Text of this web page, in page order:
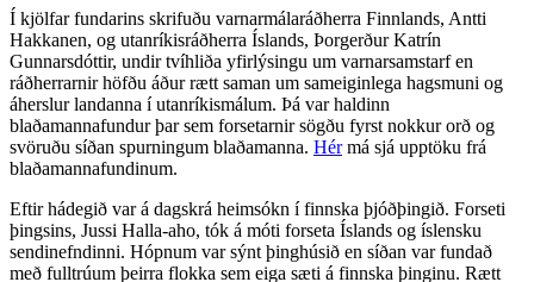
Í kjölfar fundarins skrifuðu varnarmálaráðherra Finnlands, Antti
Hakkanen, og utanríkisráðherra Íslands, Þorgerður Katrín
Gunnarsdóttir, undir tvíhliða yfirlýsingu um varnarsamstarf en
ráðherrarnir höfðu áður rætt saman um sameiginlega hagsmuni og
áherslur landanna í utanríkismálum. Þá var haldinn
blaðamannafundur þar sem forsetarnir sögðu fyrst nokkur orð og
svöruðu síðan spurningum blaðamanna. ​​​​‌ ‍ ​‍​‍‌‍ ‌ ​‍‌‍‍‌‌‍‌ ‌‍‍‌‌‍ ‍​‍​‍​ ‍‍​‍​‍‌ ​ ‌‍​‌‌‍ ‍‌‍‍‌‌ ‌​‌ ‍‌​‍ ‍‌‍‍‌‌‍ ​‍​‍​‍ ​​‍​‍‌‍‍​‌ ​‍‌‍‌‌‌‍‌‍​‍​‍​ ‍‍​‍​‍‌‍‍​‌ ‌​‌ ‌​‌ ​​‌ ​ ​‍ ​‍ ‌‍‌‍‌‍ ‌ ​‍‌ ​ ‌‍‌‌‌ ‌​‌‍‍‌​‍ ‌‌‍‍‌‌ ​ ‌‍ ​‌‍​‌‌‍ ‍‌‍‌​‌ ​ ​‍ ‍‌ ‌‍‌‍‌‌‌ ​‍‌‍​ ‌‍‌‌‌‍ ​​‍ ‍‌‍​‌‌ ​​‌ ​​​‍ ‌ ​ ‌ ‌​‌ ‌‌‌‍‌​‌‍‍‌‌‍ ​‍ ‌‍‍‌‌‍ ‍‌ ‌​‌‍‌‌‌‍ ‍‌ ‌​​‍ ‌‍‌‌‌‍‌​‌‍‍‌‌ ‌​​‍ ‌‍ ‌‌‍ ‌‍‌​‌‍‌‌​ ‌‌ ​​‌ ​‍‌‍‌‌‌ ​ ‌‍‌‌‌‍ ‍‌ ‌​‌‍​‌‌ ‌​‌‍‍‌‌‍ ‌‍ ‍​ ‍ ‌‍‍‌‌‍‌​​ ‌‌ ​ ‌​‍‌‌​‌​‌‍‍​‌​​‌‌‍‌​‌‍​ ​ ‌‌‌‌‌​‌​​ ‌‌‍​‌‌​ ‌‌‌‌‌​‍‌​ ‌​‌​ ‌​ ​ ‌‌​ ‌‌‌​‌​​ ‌​ ‌​ ‌ ​ ‍ ‌ ‌​‌ ‍‌‌ ​​‌‍‌‌​ ‌‌‍ ‍‌‍‌‌‌ ‌ ‌ ​ ​ ‍ ‌ ​​‌‍​‌‌ ‌​‌‍‍​​ ‌‌ ​​‌‍​‌‌‍‌ ‌‍‌‌‌​​‍‌ ‌‌‌‍‍‌‌‍ ​‌‍‌​‌‍‌‌‌ ​‍​‍‌‌​ ‌‌‌​​‍‌‌ ‌‍‍ ‌‍‌‌‌ ‍‌​‍‌‌​ ​ ‌​‌​​‍‌‌​ ​ ‌​‌​​‍‌‌​ ​‍​ ​‍‌ ​‍‌‍‍‌‌‍​ ‌‍‍​‌ ‌​‌‍‌‌‌ ‍​‌ ‌​​‍ ‌‌ ‌‍​ ‌​‌ ​‍‌ ‍‌​ ‌​‌‍​‍‌‍‌​​ ​​‌‍ ​‍‌‌​ ​‍​ ​‍​‍‌‌​ ‌‌‌​‌​​‍ ‍‌‍​ ‌‍ ‌‍ ‍‌ ‌​‌‍‌‌‌‍ ‍‌ ‌​​‍‌‌​ ‌‌‌​​‍‌‌ ‌‍‍ ‌‍‌‌‌ ‍‌​‍‌‌​ ​ ‌​‌​​‍‌‌​ ​ ‌​‌​​‍‌‌​ ​‍​ ​‍​ ​‌​ ‌ ​ ​​​ ‌‍​ ‌ ​ ​ ​ ​‍​ ​‌​ ‌‌‌‍‌‌​ ‌‌​ ‌​​‍‌‌​ ​‍​ ​‍​‍‌‌​ ‌‌‌​‌​​‍ ‍‌‍​ ‌‍‍​‌‍‍‌‌‍ ​‌‍‌​‌ ​‍‌‍‌‌‌‍ ‍​‍‌‌​ ‌‌‌​​‍‌‌ ‌‍‍ ‌‍‌‌‌ ‍‌​‍‌‌​ ​ ‌​‌​​‍‌‌​ ​ ‌​‌​​‍‌‌​ ​‍​ ​‍​ ‌​​ ​‌​ ​ ​ ‌​‌‍‌‍​ ‌‌​ ​​​ ‌‌​ ‌‌‌‍‌‍​ ​​​ ‌​​‍‌‌​ ​‍​ ​‍​‍‌‌​ ‌‌‌​‌​​‍ ‍‌ ‌​‌‍‌‌‌ ‍​‌ ‌​​ ‌‍​‍‌‍​‌‌ ​ ‌‍‌‌‌‌‌‌‌ ​‍‌‍ ​​ ‌‌‍‍​‌ ‌​‌ ‌​‌ ​​‌ ​ ​‍‌‌​ ​‍‌​‌‍​‍‌‌​ ​‍‌​‌‍‌‍‌‍‌‍ ‌ ​‍‌ ​ ‌‍‌‌‌ ‌​‌‍‍‌​‍ ‌‌‍‍‌‌ ​ ‌‍ ​‌‍​‌‌‍ ‍‌‍‌​‌ ​ ​‍ ‍‌ ‌‍‌‍‌‌‌ ​‍‌‍​ ‌‍‌‌‌‍ ​​‍ ‍‌‍​‌‌ ​​‌ ​​​‍‌‌​ ​‍‌​‌‍‌ ​ ‌ ‌​‌ ‌‌‌‍‌​‌‍‍‌‌‍ ​‍‌‍‌‍‍‌‌‍‌​​ ‌‌ ​ ‌​‍‌‌​‌​‌‍‍​‌​​‌‌‍‌​‌‍​ ​ ‌‌‌‌‌​‌​​ ‌‌‍​‌‌​ ‌‌‌‌‌​‍‌​ ‌​‌​ ‌​ ​ ‌‌​ ‌‌‌​‌​​ ‌​ ‌​ ‌ ​‍‌‍‌ ‌​‌ ‍‌‌ ​​‌‍‌‌​ ‌‌‍ ‍‌‍‌‌‌ ‌ ‌ ​ ​‍‌‍‌ ​​‌‍​‌‌ ‌​‌‍‍​​ ‌‌ ​​‌‍​‌‌‍‌ ‌‍‌‌‌​​‍‌ ‌‌‌‍‍‌‌‍ ​‌‍‌​‌‍‌‌‌ ​‍​‍‌‌​ ‌‌‌​​‍‌‌ ‌‍‍ ‌‍‌‌‌ ‍‌​‍‌‌​ ​ ‌​‌​​‍‌‌​ ​ ‌​‌​​‍‌‌​ ​‍​ ​‍‌ ​‍‌‍‍‌‌‍​ ‌‍‍​‌ ‌​‌‍‌‌‌ ‍​‌ ‌​​‍ ‌‌ ‌‍​ ‌​‌ ​‍‌ ‍‌​ ‌​‌‍​‍‌‍‌​​ ​​‌‍ ​‍‌‌​ ​‍​ ​‍​‍‌‌​ ‌‌‌​‌​​‍ ‍‌‍​ ‌‍ ‌‍ ‍‌ ‌​‌‍‌‌‌‍ ‍‌ ‌​​‍‌‌​ ‌‌‌​​‍‌‌ ‌‍‍ ‌‍‌‌‌ ‍‌​‍‌‌​ ​ ‌​‌​​‍‌‌​ ​ ‌​‌​​‍‌‌​ ​‍​ ​‍​ ​‌​ ‌ ​ ​​​ ‌‍​ ‌ ​ ​ ​ ​‍​ ​‌​ ‌‌‌‍‌‌​ ‌‌​ ‌​​‍‌‌​ ​‍​ ​‍​‍‌‌​ ‌‌‌​‌​​‍ ‍‌‍​ ‌‍‍​‌‍‍‌‌‍ ​‌‍‌​‌ ​‍‌‍‌‌‌‍ ‍​‍‌‌​ ‌‌‌​​‍‌‌ ‌‍‍ ‌‍‌‌‌ ‍‌​‍‌‌​ ​ ‌​‌​​‍‌‌​ ​ ‌​‌​​‍‌‌​ ​‍​ ​‍​ ‌​​ ​‌​ ​ ​ ‌​‌‍‌‍​ ‌‌​ ​​​ ‌‌​ ‌‌‌‍‌‍​ ​​​ ‌​​‍‌‌​ ​‍​ ​‍​‍‌‌​ ‌‌‌​‌​​‍ ‍‌ ‌​‌‍‌‌‌ ‍​‌ ‌​​‍‌‍‌ ​​‌‍‌‌‌ ​‍‌ ​ ‌ ​​‌‍‌‌‌‍​ ‌ ‌​‌‍‍‌‌ ‌‍‌‍‌‌​ ‌‌ ​​‌ ‌‌‌‍​‍‌‍ ​‌‍‍‌‌ ​ ‌‍‍​‌‍‌‌‌‍‌​​‍​‍‌ ‌ Hér​​​​‌ ‍ ​‍​‍‌‍ ‌ ​‍‌‍‍‌‌‍‌ ‌‍‍‌‌‍ ‍​‍​‍​ ‍‍​‍​‍‌ ​ ‌‍​‌‌‍ ‍‌‍‍‌‌ ‌​‌ ‍‌​‍ ‍‌‍‍‌‌‍ ​‍​‍​‍ ​​‍​‍‌‍‍​‌ ​‍‌‍‌‌‌‍‌‍​‍​‍​ ‍‍​‍​‍‌‍‍​‌ ‌​‌ ‌​‌ ​​‌ ​ ​‍ ​‍ ‌‍‌‍‌‍ ‌ ​‍‌ ​ ‌‍‌‌‌ ‌​‌‍‍‌​‍ ‌‌‍‍‌‌ ​ ‌‍ ​‌‍​‌‌‍ ‍‌‍‌​‌ ​ ​‍ ‍‌ ‌‍‌‍‌‌‌ ​‍‌‍​ ‌‍‌‌‌‍ ​​‍ ‍‌‍​‌‌ ​​‌ ​​​‍ ‌ ​ ‌ ‌​‌ ‌‌‌‍‌​‌‍‍‌‌‍ ​‍ ‌‍‍‌‌‍ ‍‌ ‌​‌‍‌‌‌‍ ‍‌ ‌​​‍ ‌‍‌‌‌‍‌​‌‍‍‌‌ ‌​​‍ ‌‍ ‌‌‍ ‌‍‌​‌‍‌‌​ ‌‌ ​​‌ ​‍‌‍‌‌‌ ​ ‌‍‌‌‌‍ ‍‌ ‌​‌‍​‌‌ ‌​‌‍‍‌‌‍ ‌‍ ‍​ ‍ ‌‍‍‌‌‍‌​​ ‌‌ ​ ‌​‍‌‌​‌​‌‍‍​‌​​‌‌‍‌​‌‍​ ​ ‌‌‌‌‌​‌​​ ‌‌‍​‌‌​ ‌‌‌‌‌​‍‌​ ‌​‌​ ‌​ ​ ‌‌​ ‌‌‌​‌​​ ‌​ ‌​ ‌ ​ ‍ ‌ ‌​‌ ‍‌‌ ​​‌‍‌‌​ ‌‌‍ ‍‌‍‌‌‌ ‌ ‌ ​ ​ ‍ ‌ ​​‌‍​‌‌ ‌​‌‍‍​​ ‌‌ ​​‌‍​‌‌‍‌ ‌‍‌‌‌​​‍‌ ‌‌‌‍‍‌‌‍ ​‌‍‌​‌‍‌‌‌ ​‍​‍‌‌​ ‌‌‌​​‍‌‌ ‌‍‍ ‌‍‌‌‌ ‍‌​‍‌‌​ ​ ‌​‌​​‍‌‌​ ​ ‌​‌​​‍‌‌​ ​‍​ ​‍‌ ​‍‌‍‍‌‌‍​ ‌‍‍​‌ ‌​‌‍‌‌‌ ‍​‌ ‌​​‍ ‌‌ ‌‍​ ‌​‌ ​‍‌ ‍‌​ ‌​‌‍​‍‌‍‌​​ ​​‌‍ ​‍‌‌​ ​‍​ ​‍​‍‌‌​ ‌‌‌​‌​​‍ ‍‌‍​ ‌‍ ‌‍ ‍‌ ‌​‌‍‌‌‌‍ ‍‌ ‌​​‍‌‌​ ‌‌‌​​‍‌‌ ‌‍‍ ‌‍‌‌‌ ‍‌​‍‌‌​ ​ ‌​‌​​‍‌‌​ ​ ‌​‌​​‍‌‌​ ​‍​ ​‍​ ​‌​ ‌ ​ ​​​ ‌‍​ ‌ ​ ​ ​ ​‍​ ​‌​ ‌‌‌‍‌‌​ ‌‌​ ‌​​‍‌‌​ ​‍​ ​‍​‍‌‌​ ‌‌‌​‌​​‍ ‍‌‍​ ‌‍‍​‌‍‍‌‌‍ ​‌‍‌​‌ ​‍‌‍‌‌‌‍ ‍​‍‌‌​ ‌‌‌​​‍‌‌ ‌‍‍ ‌‍‌‌‌ ‍‌​‍‌‌​ ​ ‌​‌​​‍‌‌​ ​ ‌​‌​​‍‌‌​ ​‍​ ​‍‌‍​‍‌‍‌‌‌‍‌‌‌‍‌‍‌‍‌‌​ ​ ​ ​‍‌‍‌​​ ‍​‌‍​‍‌‍‌‍​ ​‍​‍‌‌​ ​‍​ ​‍​‍‌‌​ ‌‌‌​‌​​‍ ‍‌ ‌​‌‍‌‌‌ ‍​‌ ‌​​ ‌‍​‍‌‍​‌‌ ​ ‌‍‌‌‌‌‌‌‌ ​‍‌‍ ​​ ‌‌‍‍​‌ ‌​‌ ‌​‌ ​​‌ ​ ​‍‌‌​ ​‍‌​‌‍​‍‌‌​ ​‍‌​‌‍‌‍‌‍‌‍ ‌ ​‍‌ ​ ‌‍‌‌‌ ‌​‌‍‍‌​‍ ‌‌‍‍‌‌ ​ ‌‍ ​‌‍​‌‌‍ ‍‌‍‌​‌ ​ ​‍ ‍‌ ‌‍‌‍‌‌‌ ​‍‌‍​ ‌‍‌‌‌‍ ​​‍ ‍‌‍​‌‌ ​​‌ ​​​‍‌‌​ ​‍‌​‌‍‌ ​ ‌ ‌​‌ ‌‌‌‍‌​‌‍‍‌‌‍ ​‍‌‍‌‍‍‌‌‍‌​​ ‌‌ ​ ‌​‍‌‌​‌​‌‍‍​‌​​‌‌‍‌​‌‍​ ​ ‌‌‌‌‌​‌​​ ‌‌‍​‌‌​ ‌‌‌‌‌​‍‌​ ‌​‌​ ‌​ ​ ‌‌​ ‌‌‌​‌​​ ‌​ ‌​ ‌ ​‍‌‍‌ ‌​‌ ‍‌‌ ​​‌‍‌‌​ ‌‌‍ ‍‌‍‌‌‌ ‌ ‌ ​ ​‍‌‍‌ ​​‌‍​‌‌ ‌​‌‍‍​​ ‌‌ ​​‌‍​‌‌‍‌ ‌‍‌‌‌​​‍‌ ‌‌‌‍‍‌‌‍ ​‌‍‌​‌‍‌‌‌ ​‍​‍‌‌​ ‌‌‌​​‍‌‌ ‌‍‍ ‌‍‌‌‌ ‍‌​‍‌‌​ ​ ‌​‌​​‍‌‌​ ​ ‌​‌​​‍‌‌​ ​‍​ ​‍‌ ​‍‌‍‍‌‌‍​ ‌‍‍​‌ ‌​‌‍‌‌‌ ‍​‌ ‌​​‍ ‌‌ ‌‍​ ‌​‌ ​‍‌ ‍‌​ ‌​‌‍​‍‌‍‌​​ ​​‌‍ ​‍‌‌​ ​‍​ ​‍​‍‌‌​ ‌‌‌​‌​​‍ ‍‌‍​ ‌‍ ‌‍ ‍‌ ‌​‌‍‌‌‌‍ ‍‌ ‌​​‍‌‌​ ‌‌‌​​‍‌‌ ‌‍‍ ‌‍‌‌‌ ‍‌​‍‌‌​ ​ ‌​‌​​‍‌‌​ ​ ‌​‌​​‍‌‌​ ​‍​ ​‍​ ​‌​ ‌ ​ ​​​ ‌‍​ ‌ ​ ​ ​ ​‍​ ​‌​ ‌‌‌‍‌‌​ ‌‌​ ‌​​‍‌‌​ ​‍​ ​‍​‍‌‌​ ‌‌‌​‌​​‍ ‍‌‍​ ‌‍‍​‌‍‍‌‌‍ ​‌‍‌​‌ ​‍‌‍‌‌‌‍ ‍​‍‌‌​ ‌‌‌​​‍‌‌ ‌‍‍ ‌‍‌‌‌ ‍‌​‍‌‌​ ​ ‌​‌​​‍‌‌​ ​ ‌​‌​​‍‌‌​ ​‍​ ​‍‌‍​‍‌‍‌‌‌‍‌‌‌‍‌‍‌‍‌‌​ ​ ​ ​‍‌‍‌​​ ‍​‌‍​‍‌‍‌‍​ ​‍​‍‌‌​ ​‍​ ​‍​‍‌‌​ ‌‌‌​‌​​‍ ‍‌ ‌​‌‍‌‌‌ ‍​‌ ‌​​‍‌‍‌ ​​‌‍‌‌‌ ​‍‌ ​ ‌ ​​‌‍‌‌‌‍​ ‌ ‌​‌‍‍‌‌ ‌‍‌‍‌‌​ ‌‌ ​​‌ ‌‌‌‍​‍‌‍ ​‌‍‍‌‌ ​ ‌‍‍​‌‍‌‌‌‍‌​​‍​‍‌ ‌má sjá upptöku frá
blaðamannafundinum.​​​​‌ ‍ ​‍​‍‌‍ ‌ ​‍‌‍‍‌‌‍‌ ‌‍‍‌‌‍ ‍​‍​‍​ ‍‍​‍​‍‌ ​ ‌‍​‌‌‍ ‍‌‍‍‌‌ ‌​‌ ‍‌​‍ ‍‌‍‍‌‌‍ ​‍​‍​‍ ​​‍​‍‌‍‍​‌ ​‍‌‍‌‌‌‍‌‍​‍​‍​ ‍‍​‍​‍‌‍‍​‌ ‌​‌ ‌​‌ ​​‌ ​ ​‍ ​‍ ‌‍‌‍‌‍ ‌ ​‍‌ ​ ‌‍‌‌‌ ‌​‌‍‍‌​‍ ‌‌‍‍‌‌ ​ ‌‍ ​‌‍​‌‌‍ ‍‌‍‌​‌ ​ ​‍ ‍‌ ‌‍‌‍‌‌‌ ​‍‌‍​ ‌‍‌‌‌‍ ​​‍ ‍‌‍​‌‌ ​​‌ ​​​‍ ‌ ​ ‌ ‌​‌ ‌‌‌‍‌​‌‍‍‌‌‍ ​‍ ‌‍‍‌‌‍ ‍‌ ‌​‌‍‌‌‌‍ ‍‌ ‌​​‍ ‌‍‌‌‌‍‌​‌‍‍‌‌ ‌​​‍ ‌‍ ‌‌‍ ‌‍‌​‌‍‌‌​ ‌‌ ​​‌ ​‍‌‍‌‌‌ ​ ‌‍‌‌‌‍ ‍‌ ‌​‌‍​‌‌ ‌​‌‍‍‌‌‍ ‌‍ ‍​ ‍ ‌‍‍‌‌‍‌​​ ‌‌ ​ ‌​‍‌‌​‌​‌‍‍​‌​​‌‌‍‌​‌‍​ ​ ‌‌‌‌‌​‌​​ ‌‌‍​‌‌​ ‌‌‌‌‌​‍‌​ ‌​‌​ ‌​ ​ ‌‌​ ‌‌‌​‌​​ ‌​ ‌​ ‌ ​ ‍ ‌ ‌​‌ ‍‌‌ ​​‌‍‌‌​ ‌‌‍ ‍‌‍‌‌‌ ‌ ‌ ​ ​ ‍ ‌ ​​‌‍​‌‌ ‌​‌‍‍​​ ‌‌ ​​‌‍​‌‌‍‌ ‌‍‌‌‌​​‍‌ ‌‌‌‍‍‌‌‍ ​‌‍‌​‌‍‌‌‌ ​‍​‍‌‌​ ‌‌‌​​‍‌‌ ‌‍‍ ‌‍‌‌‌ ‍‌​‍‌‌​ ​ ‌​‌​​‍‌‌​ ​ ‌​‌​​‍‌‌​ ​‍​ ​‍‌ ​‍‌‍‍‌‌‍​ ‌‍‍​‌ ‌​‌‍‌‌‌ ‍​‌ ‌​​‍ ‌‌ ‌‍​ ‌​‌ ​‍‌ ‍‌​ ‌​‌‍​‍‌‍‌​​ ​​‌‍ ​‍‌‌​ ​‍​ ​‍​‍‌‌​ ‌‌‌​‌​​‍ ‍‌‍​ ‌‍ ‌‍ ‍‌ ‌​‌‍‌‌‌‍ ‍‌ ‌​​‍‌‌​ ‌‌‌​​‍‌‌ ‌‍‍ ‌‍‌‌‌ ‍‌​‍‌‌​ ​ ‌​‌​​‍‌‌​ ​ ‌​‌​​‍‌‌​ ​‍​ ​‍​ ​‌​ ‌ ​ ​​​ ‌‍​ ‌ ​ ​ ​ ​‍​ ​‌​ ‌‌‌‍‌‌​ ‌‌​ ‌​​‍‌‌​ ​‍​ ​‍​‍‌‌​ ‌‌‌​‌​​‍ ‍‌‍​ ‌‍‍​‌‍‍‌‌‍ ​‌‍‌​‌ ​‍‌‍‌‌‌‍ ‍​‍‌‌​ ‌‌‌​​‍‌‌ ‌‍‍ ‌‍‌‌‌ ‍‌​‍‌‌​ ​ ‌​‌​​‍‌‌​ ​ ‌​‌​​‍‌‌​ ​‍​ ​‍‌‍‌​‌‍​‌​ ‍​‌‍​‌​ ‌​​ ​‍​ ‍​‌‍‌​​ ‌‍‌‍​ ​ ‍​​ ​‌​‍‌‌​ ​‍​ ​‍​‍‌‌​ ‌‌‌​‌​​‍ ‍‌ ‌​‌‍‌‌‌ ‍​‌ ‌​​ ‌‍​‍‌‍​‌‌ ​ ‌‍‌‌‌‌‌‌‌ ​‍‌‍ ​​ ‌‌‍‍​‌ ‌​‌ ‌​‌ ​​‌ ​ ​‍‌‌​ ​‍‌​‌‍​‍‌‌​ ​‍‌​‌‍‌‍‌‍‌‍ ‌ ​‍‌ ​ ‌‍‌‌‌ ‌​‌‍‍‌​‍ ‌‌‍‍‌‌ ​ ‌‍ ​‌‍​‌‌‍ ‍‌‍‌​‌ ​ ​‍ ‍‌ ‌‍‌‍‌‌‌ ​‍‌‍​ ‌‍‌‌‌‍ ​​‍ ‍‌‍​‌‌ ​​‌ ​​​‍‌‌​ ​‍‌​‌‍‌ ​ ‌ ‌​‌ ‌‌‌‍‌​‌‍‍‌‌‍ ​‍‌‍‌‍‍‌‌‍‌​​ ‌‌ ​ ‌​‍‌‌​‌​‌‍‍​‌​​‌‌‍‌​‌‍​ ​ ‌‌‌‌‌​‌​​ ‌‌‍​‌‌​ ‌‌‌‌‌​‍‌​ ‌​‌​ ‌​ ​ ‌‌​ ‌‌‌​‌​​ ‌​ ‌​ ‌ ​‍‌‍‌ ‌​‌ ‍‌‌ ​​‌‍‌‌​ ‌‌‍ ‍‌‍‌‌‌ ‌ ‌ ​ ​‍‌‍‌ ​​‌‍​‌‌ ‌​‌‍‍​​ ‌‌ ​​‌‍​‌‌‍‌ ‌‍‌‌‌​​‍‌ ‌‌‌‍‍‌‌‍ ​‌‍‌​‌‍‌‌‌ ​‍​‍‌‌​ ‌‌‌​​‍‌‌ ‌‍‍ ‌‍‌‌‌ ‍‌​‍‌‌​ ​ ‌​‌​​‍‌‌​ ​ ‌​‌​​‍‌‌​ ​‍​ ​‍‌ ​‍‌‍‍‌‌‍​ ‌‍‍​‌ ‌​‌‍‌‌‌ ‍​‌ ‌​​‍ ‌‌ ‌‍​ ‌​‌ ​‍‌ ‍‌​ ‌​‌‍​‍‌‍‌​​ ​​‌‍ ​‍‌‌​ ​‍​ ​‍​‍‌‌​ ‌‌‌​‌​​‍ ‍‌‍​ ‌‍ ‌‍ ‍‌ ‌​‌‍‌‌‌‍ ‍‌ ‌​​‍‌‌​ ‌‌‌​​‍‌‌ ‌‍‍ ‌‍‌‌‌ ‍‌​‍‌‌​ ​ ‌​‌​​‍‌‌​ ​ ‌​‌​​‍‌‌​ ​‍​ ​‍​ ​‌​ ‌ ​ ​​​ ‌‍​ ‌ ​ ​ ​ ​‍​ ​‌​ ‌‌‌‍‌‌​ ‌‌​ ‌​​‍‌‌​ ​‍​ ​‍​‍‌‌​ ‌‌‌​‌​​‍ ‍‌‍​ ‌‍‍​‌‍‍‌‌‍ ​‌‍‌​‌ ​‍‌‍‌‌‌‍ ‍​‍‌‌​ ‌‌‌​​‍‌‌ ‌‍‍ ‌‍‌‌‌ ‍‌​‍‌‌​ ​ ‌​‌​​‍‌‌​ ​ ‌​‌​​‍‌‌​ ​‍​ ​‍‌‍‌​‌‍​‌​ ‍​‌‍​‌​ ‌​​ ​‍​ ‍​‌‍‌​​ ‌‍‌‍​ ​ ‍​​ ​‌​‍‌‌​ ​‍​ ​‍​‍‌‌​ ‌‌‌​‌​​‍ ‍‌ ‌​‌‍‌‌‌ ‍​‌ ‌​​‍‌‍‌ ​​‌‍‌‌‌ ​‍‌ ​ ‌ ​​‌‍‌‌‌‍​ ‌ ‌​‌‍‍‌‌ ‌‍‌‍‌‌​ ‌‌ ​​‌ ‌‌‌‍​‍‌‍ ​‌‍‍‌‌ ​ ‌‍‍​‌‍‌‌‌‍‌​​‍​‍‌ ‌
Eftir hádegið var á dagskrá heimsókn í finnska þjóðþingið. Forseti
þingsins, Jussi Halla-aho, tók á móti forseta Íslands og íslensku
sendinefndinni. Hópnum var sýnt þinghúsið en síðan var fundað
með fulltrúum þeirra flokka sem eiga sæti á finnska þinginu. Rætt